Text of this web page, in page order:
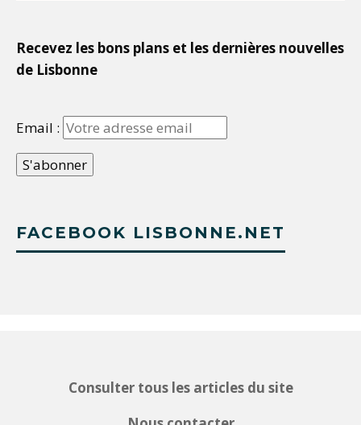
Recevez les bons plans et les dernières nouvelles
de Lisbonne
Email :
FACEBOOK LISBONNE.NET
Consulter tous les articles du site